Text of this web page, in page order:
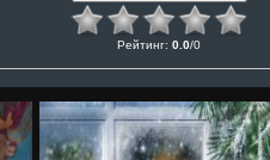
Рейтинг: 0.0/0